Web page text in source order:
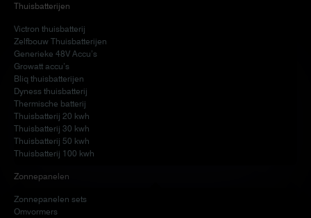
Thuisbatterijen
Victron thuisbatterij
Zelfbouw Thuisbatterijen
Generieke 48V Accu’s
Growatt accu’s
Bliq thuisbatterijen
Dyness thuisbatterij
Thermische batterij
Thuisbatterij 20 kwh
Thuisbatterij 30 kwh
Thuisbatterij 50 kwh
Thuisbatterij 100 kwh
Zonnepanelen
Zonnepanelen sets
Omvormers